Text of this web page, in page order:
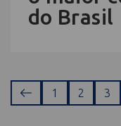
do Brasil
1 2 3